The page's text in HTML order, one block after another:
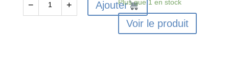
− + AjouterPlus que 1 en stock
Voir le produit